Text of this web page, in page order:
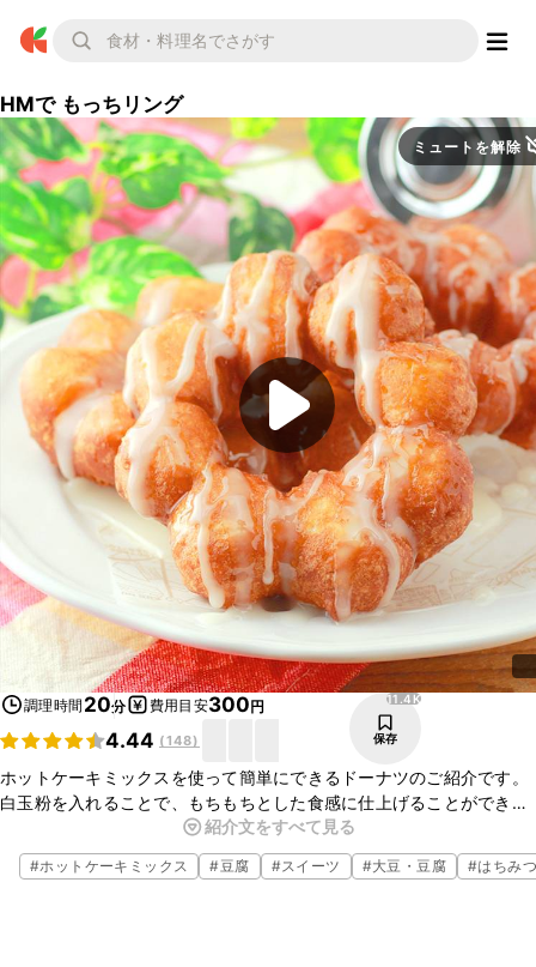
HMで もっちリング
ミュートを解除
調理時間 20分 費用目安300円
4.44 (148)
11.4K
保存
ホットケーキミックスを使って簡単にできるドーナツのご紹介です。
白玉粉を入れることで、もちもちとした食感に仕上げることができま
す。おやつなどにぜひ作ってみてはいかがでしょうか。
紹介文をすべて見る
#ホットケーキミックス #豆腐 #スイーツ #大豆・豆腐 #はちみ